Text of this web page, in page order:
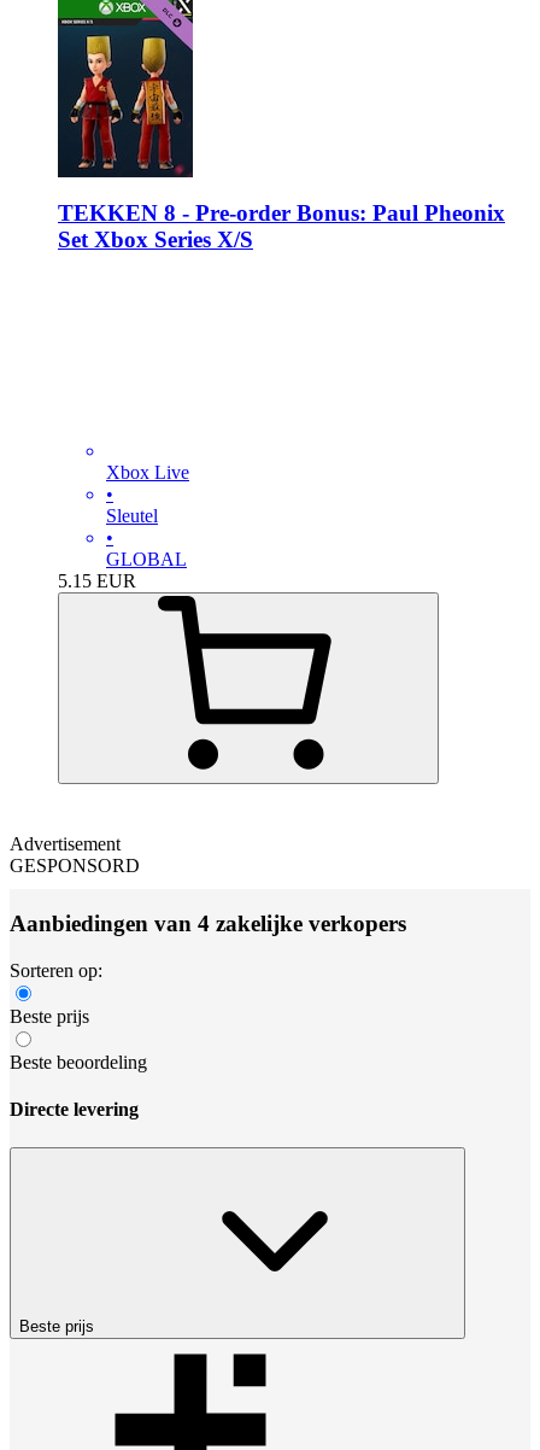
TEKKEN 8 - Pre-order Bonus: Paul Pheonix
Set Xbox Series X/S
Xbox Live
•
Sleutel
•
GLOBAL
5.15 EUR
Advertisement
GESPONSORD
Aanbiedingen van 4 zakelijke verkopers
Sorteren op:
Beste prijs
Beste beoordeling
Directe levering
Beste prijs